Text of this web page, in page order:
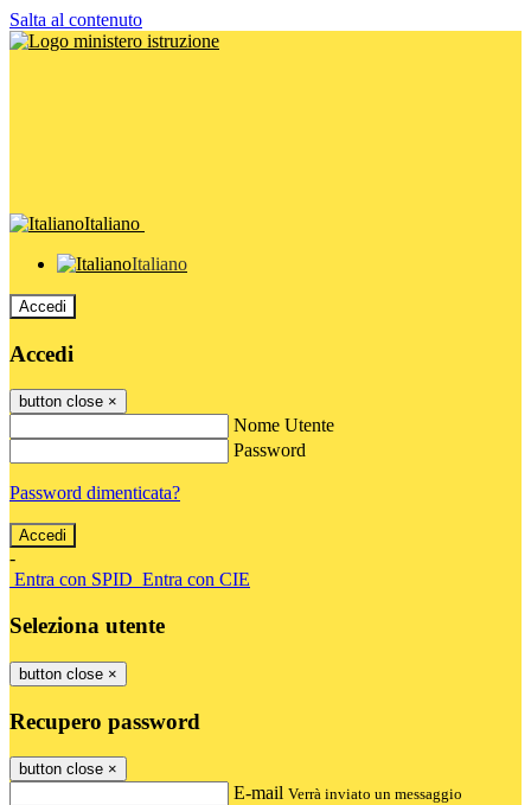
Salta al contenuto
Italiano
Italiano
Accedi
Accedi
button close ×
Nome Utente
Password
Password dimenticata?
-
Entra con SPID Entra con CIE
Seleziona utente
button close ×
Recupero password
button close ×
E-mail Verrà inviato un messaggio